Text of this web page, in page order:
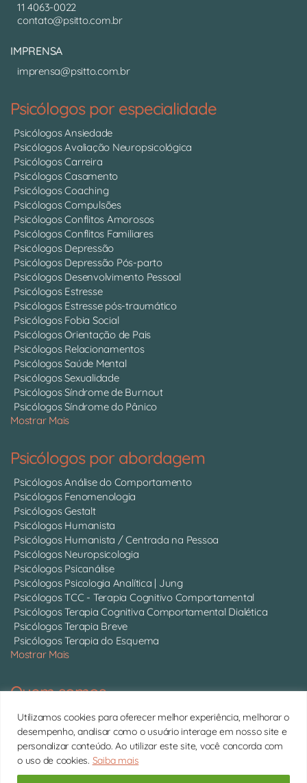
Utilizamos cookies para oferecer melhor experiência, melhorar o
desempenho, analisar como o usuário interage em nosso site e
personalizar conteúdo. Ao utilizar este site, você concorda com
o uso de cookies. Saiba mais
11 4063-0022
contato@psitto.com.br
IMPRENSA
imprensa@psitto.com.br
Psicólogos por especialidade
Psicólogos Ansiedade
Psicólogos Avaliação Neuropsicológica
Psicólogos Carreira
Psicólogos Casamento
Psicólogos Coaching
Psicólogos Compulsões
Psicólogos Conflitos Amorosos
Psicólogos Conflitos Familiares
Psicólogos Depressão
Psicólogos Depressão Pós-parto
Psicólogos Desenvolvimento Pessoal
Psicólogos Estresse
Psicólogos Estresse pós-traumático
Psicólogos Fobia Social
Psicólogos Orientação de Pais
Psicólogos Relacionamentos
Psicólogos Saúde Mental
Psicólogos Sexualidade
Psicólogos Síndrome de Burnout
Psicólogos Síndrome do Pânico
Mostrar Mais
Psicólogos por abordagem
Psicólogos Análise do Comportamento
Psicólogos Fenomenologia
Psicólogos Gestalt
Psicólogos Humanista
Psicólogos Humanista / Centrada na Pessoa
Psicólogos Neuropsicologia
Psicólogos Psicanálise
Psicólogos Psicologia Analítica | Jung
Psicólogos TCC - Terapia Cognitivo Comportamental
Psicólogos Terapia Cognitiva Comportamental Dialética
Psicólogos Terapia Breve
Psicólogos Terapia do Esquema
Mostrar Mais
Quem somos
Somos 750 psicólogos com CRP ativo, atendendo online em
todo o Brasil.Conheça cada um deles
11 4063-0022 | contato@psitto.com.br |